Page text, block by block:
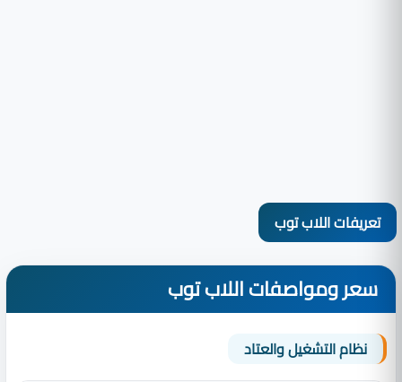
تعريفات اللاب توب
سعر ومواصفات اللاب توب
نظام التشغيل والعتاد